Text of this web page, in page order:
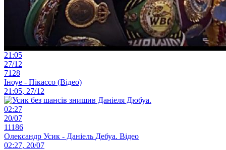
21:05
27/12
7128
Іноуе - Пікассо (Відео)
21:05, 27/12
02:27
20/07
11186
Олександр Усик - Даніель Дебуа. Відео
02:27, 20/07